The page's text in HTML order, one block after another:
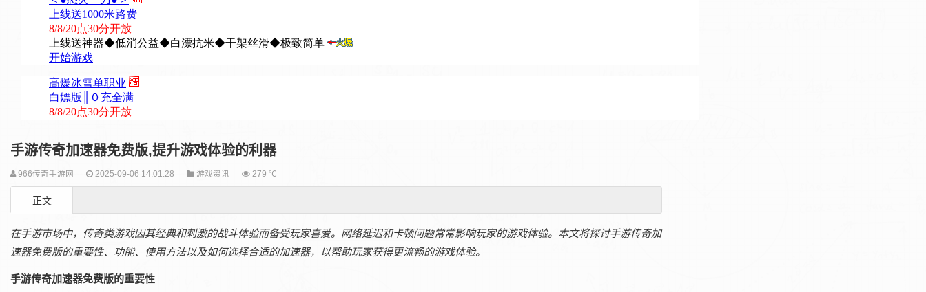
手游传奇加速器免费版,提升游戏体验的利器
966传奇手游网 2025-09-06 14:01:28 游戏资讯 279 ℃
正文
在手游市场中，传奇类游戏因其经典和刺激的战斗体验而备受玩家喜爱。网络延迟和卡顿问题常常影响玩家的游戏体验。本文将探讨手游传奇加
速器免费版的重要性、功能、使用方法以及如何选择合适的加速器，以帮助玩家获得更流畅的游戏体验。
手游传奇加速器免费版的重要性